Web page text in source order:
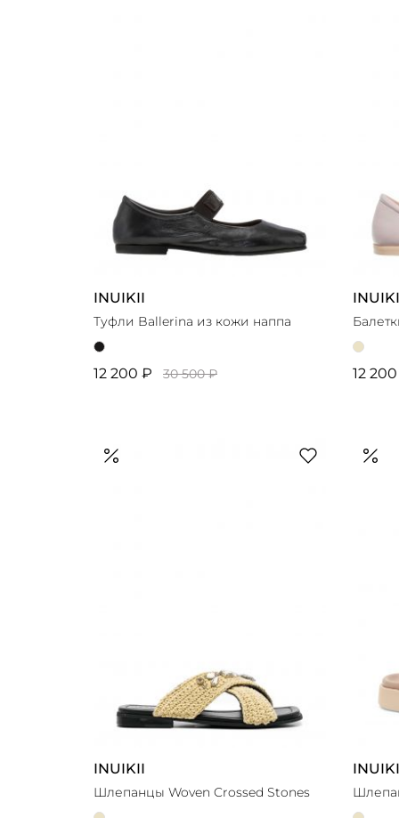
INUIKII
Туфли Ballerina из кожи наппа
12 200 ₽ 30 500 ₽ 12
INUIKII
Шлепанцы Woven Crossed Stones